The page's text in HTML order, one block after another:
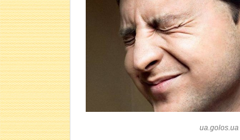
ua.golos.ua